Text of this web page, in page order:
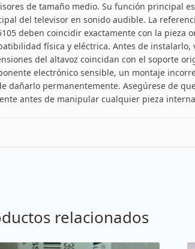
de tamaño medio. Su función principal
del televisor en sonido audible. La
deben coincidir exactamente con la pieza
física y eléctrica. Antes de instalarlo,
del altavoz coincidan con el soporte
electrónico sensible, un montaje
dañarlo permanentemente. Asegúrese de
antes de manipular cualquier pieza
relacionados